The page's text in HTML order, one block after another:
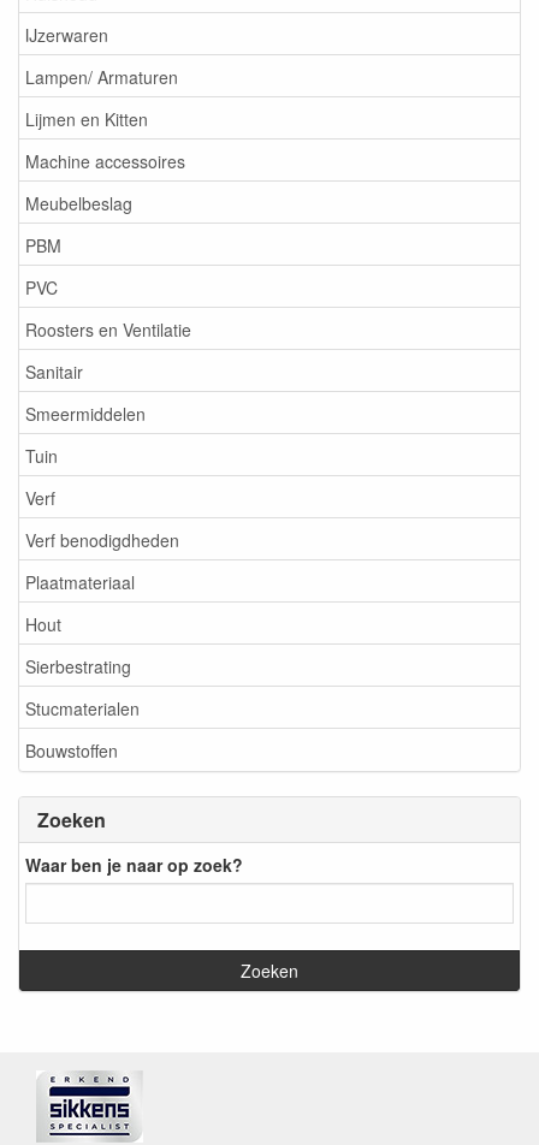
IJzerwaren
Lampen/ Armaturen
Lijmen en Kitten
Machine accessoires
Meubelbeslag
PBM
PVC
Roosters en Ventilatie
Sanitair
Smeermiddelen
Tuin
Verf
Verf benodigdheden
Plaatmateriaal
Hout
Sierbestrating
Stucmaterialen
Bouwstoffen
Zoeken
Waar ben je naar op zoek?